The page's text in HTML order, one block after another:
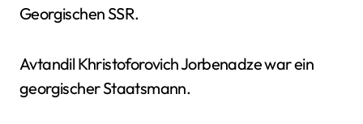
Georgischen SSR.
Avtandil Khristoforovich Jorbenadze war ein
georgischer Staatsmann.